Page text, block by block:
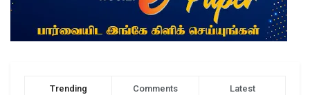
Trending Comments Latest